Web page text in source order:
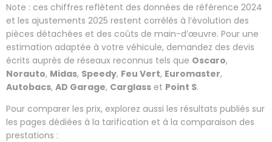
Note : ces chiffres reflètent des données de référence 2024
et les ajustements 2025 restent corrélés à l’évolution des
pièces détachées et des coûts de main-d’œuvre. Pour une
estimation adaptée à votre véhicule, demandez des devis
écrits auprès de réseaux reconnus tels que Oscaro,
Norauto, Midas, Speedy, Feu Vert, Euromaster,
Autobacs, AD Garage, Carglass et Point S.
Pour comparer les prix, explorez aussi les résultats publiés sur
les pages dédiées à la tarification et à la comparaison des
prestations :